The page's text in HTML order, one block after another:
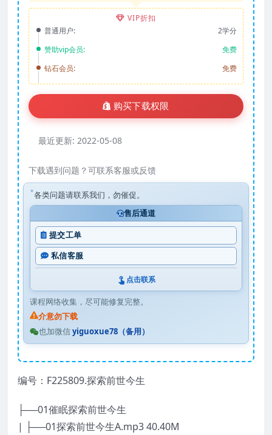
VIP折扣
普通用户:
2学分
赞助vip会员:
免费
钻石会员:
免费
购买下载权限
最近更新: 2022-05-08
下载遇到问题？可联系客服或反馈
各类问题请联系我们，勿催促。
售后通道
提交工单
私信客服
点击联系
课程网络收集，尽可能修复完整。
介意勿下载
也加微信yiguoxue78（备用）
编号：F225809.探索前世今生
├──01催眠探索前世今生
| ├──01探索前世今生A.mp3 40.40M